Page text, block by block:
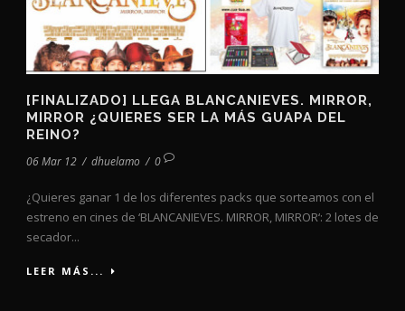
[FINALIZADO] LLEGA BLANCANIEVES. MIRROR,
MIRROR ¿QUIERES SER LA MÁS GUAPA DEL
REINO?
06 Mar 12 / dhuelamo / 0
¿Quieres ganar 1 de los diferentes packs que sorteamos con el
estreno en cines de ‘BLANCANIEVES. MIRROR, MIRROR‘: 2 lotes de
secador...
LEER MÁS...